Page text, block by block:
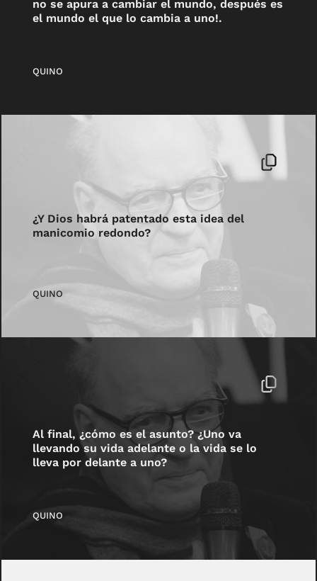
no se apura a cambiar el mundo, después es
el mundo el que lo cambia a uno!.
QUINO
¿Y Dios habrá patentado esta idea del
manicomio redondo?
QUINO
Al final, ¿cómo es el asunto? ¿Uno va
llevando su vida adelante o la vida se lo
lleva por delante a uno?
QUINO